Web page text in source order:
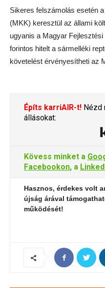
Sikeres felszámolás esetén
(MKK) keresztül az állami
ugyanis a Magyar
forintos hitelt a sármelléki
követelést érvényesítheti az
Építs karriAIR-t! Nézd
állásokat:
Kövess minket a
Facebookon, a
Hasznos, érdekes volt
újság árával
működését!